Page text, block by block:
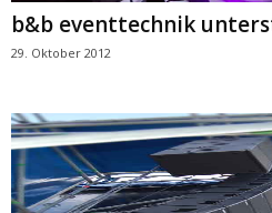
b&b eventtechnik
29. Oktober 2012